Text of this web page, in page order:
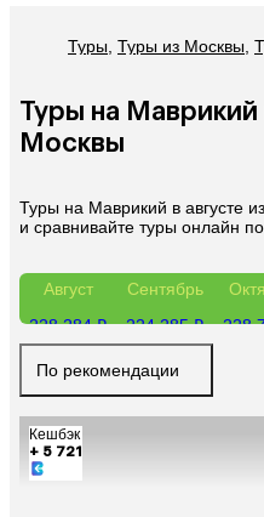
Туры Туры из Москвы
Туры на Маврикий
Москвы
Туры на Маврикий в августе
и сравнивайте туры онлайн
Август
228 284 ₽
Сентябрь
224 285 ₽
228
По рекомендации
Кешбэк
+ 5 721